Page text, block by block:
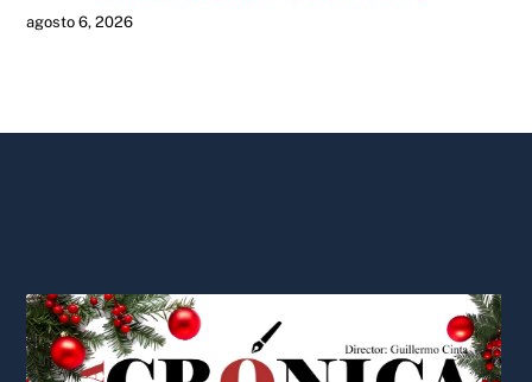
agosto 6, 2026
To
Top